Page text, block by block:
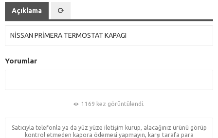
Açıklama
NİSSAN PRİMERA TERMOSTAT KAPAGI
Yorumlar
1169 kez görüntülendi.
Satıcıyla telefonla ya da yüz yüze iletişim kurup, alacağınız ürünü görüp
kontrol etmeden kapora ödemesi yapmayın, karşı tarafa para